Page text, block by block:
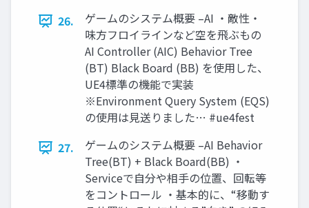
26.
ゲームのシステム概要 –AI ・敵性・
味方フロイラインなど空を飛ぶもの
AI Controller (AIC) Behavior Tree
(BT) Black Board (BB) を使用した、
UE4標準の機能で実装
※Environment Query System (EQS)
の使用は見送りました… #ue4fest
27.
ゲームのシステム概要 –AI Behavior
Tree(BT) + Black Board(BB) ・
Serviceで自分や相手の位置、回転等
をコントロール ・基本的に、“移動す